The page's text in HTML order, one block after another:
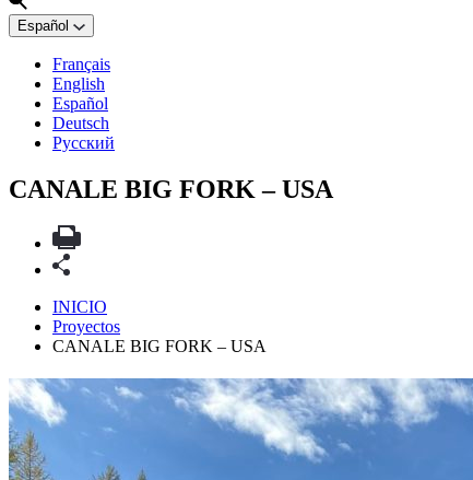
Español
Français
English
Español
Deutsch
Русский
CANALE BIG FORK – USA
INICIO
Proyectos
CANALE BIG FORK – USA